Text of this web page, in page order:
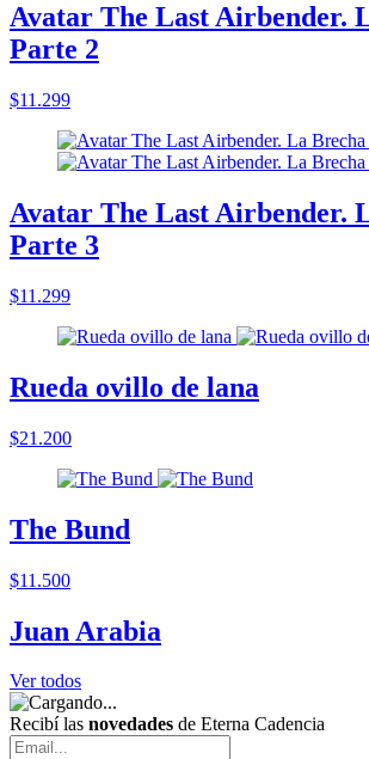
Avatar The Last Airbender.
Parte 2
$11.299
Avatar The Last Airbender.
Parte 3
$11.299
Rueda ovillo de lana
$21.200
The Bund
$11.500
Juan Arabia
Ver todos
Recibí las novedades de Eterna Cadencia